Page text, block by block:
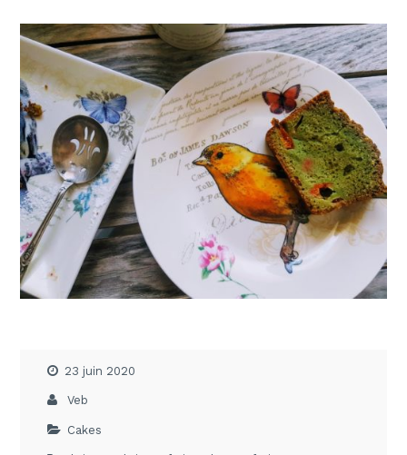
23 juin 2020
Veb
Cakes